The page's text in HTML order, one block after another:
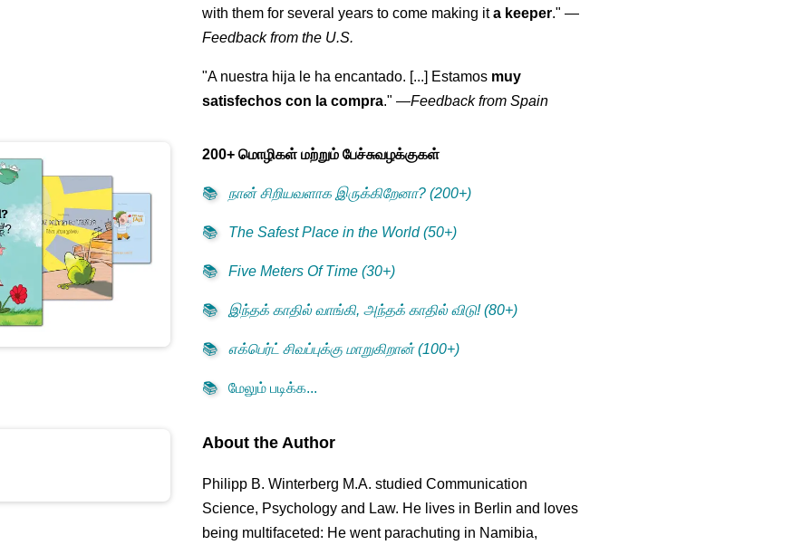
with them for several years to come making ita keeper." —
Feedback from the U.S.
"A nuestra hija le ha encantado. [...] Estamos muy
satisfechos con la compra." —Feedback from Spain
200+ மொழிகள் மற்றும் பேச்சுவழக்குகள்
📚 நான் சிறியவளாக இருக்கிறேனா? (200+)
📚 The Safest Place in the World (50+)
📚 Five Meters Of Time (30+)
📚 இந்தக் காதில் வாங்கி, அந்தக் காதில் விடு! (80+)
📚 எக்பெர்ட் சிவப்புக்கு மாறுகிறான் (100+)
📚 மேலும் படிக்க...
About the Author
Philipp B. Winterberg M.A. studied Communication
Science, Psychology and Law. He lives in Berlin and loves
being multifaceted: He went parachuting in Namibia,